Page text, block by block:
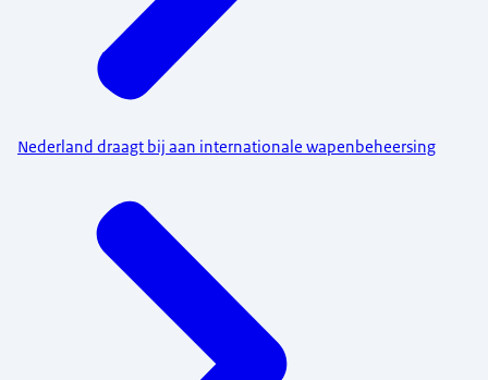
Nederland draagt bij aan internationale wapenbeheersing